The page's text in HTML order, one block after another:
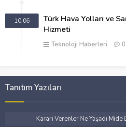
10:06
Türk Hava Yolları ve
Hizmeti
Teknoloji Haberleri 0
Tanıtım Yazıları
Kararı Verenler Ne Yaşadı